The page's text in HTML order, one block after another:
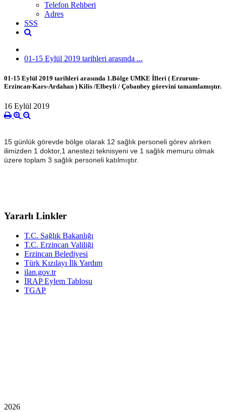
Telefon Rehberi
Adres
SSS
01-15 Eylül 2019 tarihleri arasında ...
01-15 Eylül 2019 tarihleri arasında 1.Bölge UMKE İlleri ( Erzurum-
Erzincan-Kars-Ardahan ) Kilis /Elbeyli / Çobanbey görevini tamamlamıştır.
16 Eylül 2019
15 günlük görevde bölge olarak 12 sağlık personeli görev alırken
ilimizden 1 doktor,1 anestezi teknisyeni ve 1 sağlık memuru olmak
üzere toplam 3 sağlık personeli katılmıştır.
Yararlı Linkler
T.C. Sağlık Bakanlığı
T.C. Erzincan Valiliği
Erzincan Belediyesi
Türk Kızılayı İlk Yardım
ilan.gov.tr
İRAP Eylem Tablosu
TGAP
2026